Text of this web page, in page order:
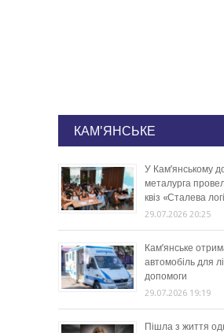
КАМ'ЯНСЬКЕ
У Кам’янському
металурга
квіз «Сталева
29.07.2026 20:25
Кам’янське
автомобіль для
допомоги
29.07.2026 19:19
Пішла з життя